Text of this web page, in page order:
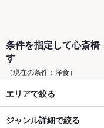
条件を指定して心斎
す
（現在の条件：洋食）
エリアで絞る
ジャンル詳細で絞る